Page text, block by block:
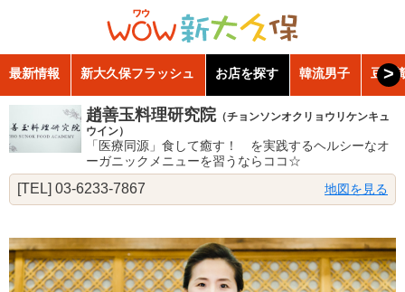
最新情報 新大久保フラッシュ お店を探す 韓流男子 豆知
>
趙善玉料理研究院（チョンソンオクリョウリケンキュ
ウイン）
「医療同源」食して癒す！ を実践するヘルシーなオ
ーガニックメニューを習うならココ☆
[TEL] 03-6233-7867 地図を見る